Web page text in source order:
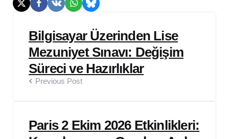
navigation
Bilgisayar Üzerinden Lise
Mezuniyet Sınavı: Değişim
Süreci ve Hazırlıklar
Previous Post
Paris 2 Ekim 2026 Etkinlikleri: